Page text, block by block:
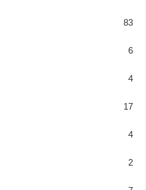
83
6
4
17
4
2